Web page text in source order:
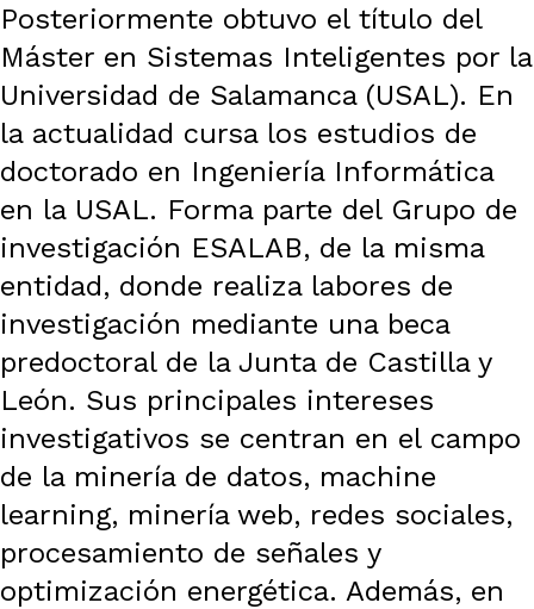
Posteriormente obtuvo el título del
Máster en Sistemas Inteligentes por la
Universidad de Salamanca (USAL). En
la actualidad cursa los estudios de
doctorado en Ingeniería Informática
en la USAL. Forma parte del Grupo de
investigación ESALAB, de la misma
entidad, donde realiza labores de
investigación mediante una beca
predoctoral de la Junta de Castilla y
León. Sus principales intereses
investigativos se centran en el campo
de la minería de datos, machine
learning, minería web, redes sociales,
procesamiento de señales y
optimización energética. Además, en